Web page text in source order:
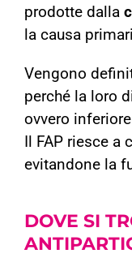
prodotte dalla
la causa
Vengono
perché la loro
ovvero
Il FAP riesce
evitandone la
DOVE SI